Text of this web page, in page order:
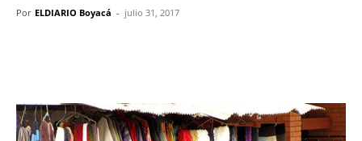
Por ELDIARIO Boyacá - julio 31, 2017